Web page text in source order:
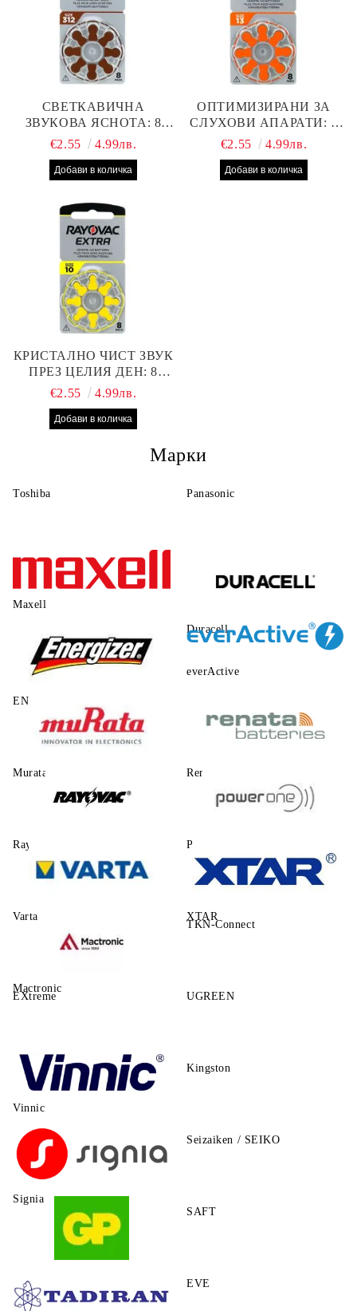
СВЕТКАВИЧНА
ЗВУКОВА ЯСНОТА: 8
БРОЯ RAYOVAC EXTRA
СЛУХОВ АПАРАТ С
€2.55 4.99лв.
ОПТИМИЗИРАНИ ЗА
СЛУХОВИ АПАРАТИ: 8
БРОЯ RAYOVAC EXTRA
ПРОИЗВОДИТЕЛНОСТ
€2.55 4.99лв.
КРИСТАЛНО ЧИСТ ЗВУК
ПРЕЗ ЦЕЛИЯ ДЕН: 8
БРОЯ RAYOVAC EXTRA
АПАРАТ
€2.55 4.99лв.
Марки
Toshiba Panasonic
Maxell
Duracell
ENERGIZER
everActive
Murata Renata
Rayovac Power One
Varta XTAR
Mactronic
TKN-Connect
EXtreme UGREEN
Vinnic
Kingston
Signia
Seizaiken / SEIKO
SAFT
EVE